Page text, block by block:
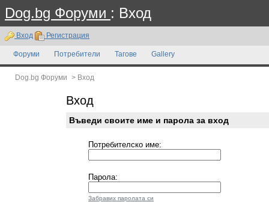
Dog.bg Форуми : Вход
Вход Регистрация
Форуми Потребители Тагове Gallery
Dog.bg Форуми > Вход
Вход
Въведи своите име и парола за вход
Потребителско име:
Парола:
Забравих паролата си